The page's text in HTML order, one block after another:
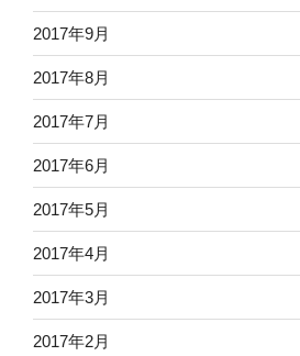
2017年9月
2017年8月
2017年7月
2017年6月
2017年5月
2017年4月
2017年3月
2017年2月